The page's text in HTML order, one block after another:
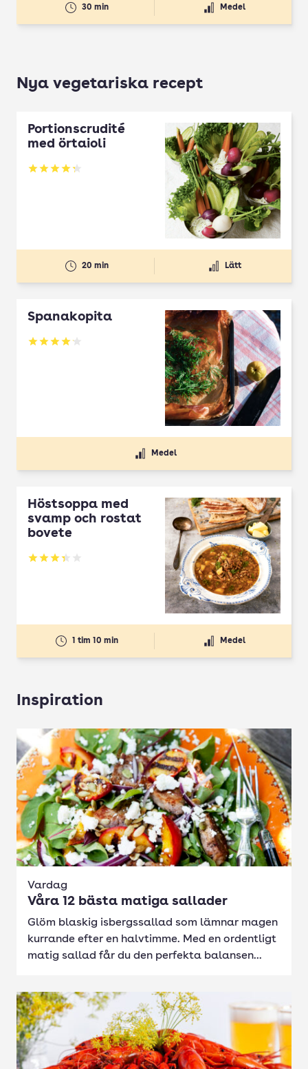
30 min Medel
Nya vegetariska recept
Portionscrudité
med örtaioli
Betyg: 4.27 av 5
20 min Lätt
Spanakopita
Betyg: 4.1 av 5
Medel
Höstsoppa med
svamp och rostat
bovete
Betyg: 3.33 av 5
1 tim 10 min Medel
Inspiration
Vardag
Våra 12 bästa matiga sallader
Glöm blaskig isbergssallad som lämnar magen
kurrande efter en halvtimme. Med en ordentligt
matig sallad får du den perfekta balansen...